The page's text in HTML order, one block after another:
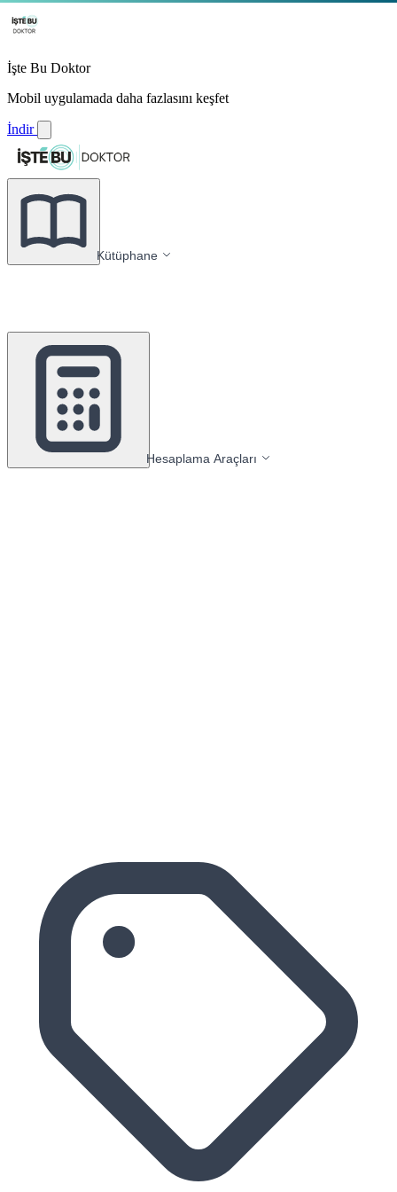
İşte Bu Doktor
Mobil uygulamada daha fazlasını keşfet
İndir
Kütüphane
Hesaplama Araçları